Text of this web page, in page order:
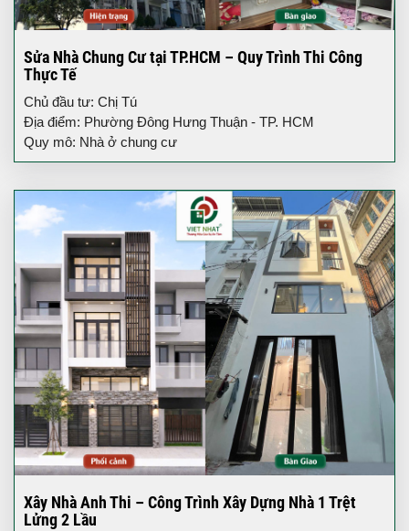
Sửa Nhà Chung Cư tại TP.HCM – Quy Trình Thi Công
Thực Tế
Chủ đầu tư: Chị Tú
Địa điểm: Phường Đông Hưng Thuận - TP. HCM
Quy mô: Nhà ở chung cư
Xây Nhà Anh Thi – Công Trình Xây Dựng Nhà 1 Trệt
Lửng 2 Lầu